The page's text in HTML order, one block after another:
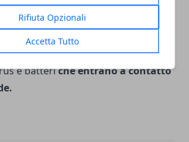
Rifiuta Opzionali
Accetta Tutto
sia le cose con le quali si
(ad esempio il carrello della spesa)
al fine di uccidere più
e batteriche entrano a contatto